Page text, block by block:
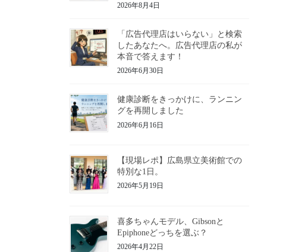
2026年8月4日
「広告代理店はいらない」と検索
したあなたへ。広告代理店の私が
本音で答えます！
2026年6月30日
健康診断をきっかけに、ランニン
グを再開しました
2026年6月16日
【現場レポ】広島県立美術館での
特別な1日。
2026年5月19日
喜多ちゃんモデル、Gibsonと
Epiphoneどっちを選ぶ？
2026年4月22日